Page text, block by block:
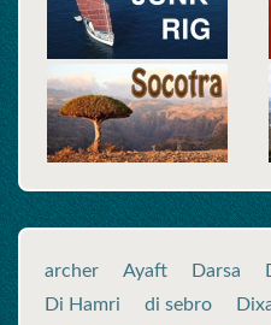
archer Ayaft Darsa
Di Hamri
di sebro